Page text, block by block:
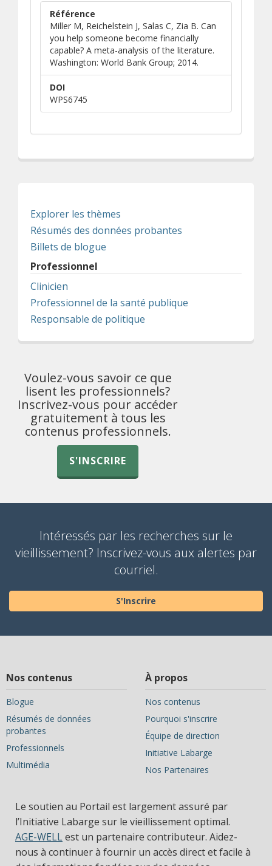
Référence
Miller M, Reichelstein J, Salas C, Zia B. Can
you help someone become financially
capable? A meta-analysis of the literature.
Washington: World Bank Group; 2014.
DOI
WPS6745
Explorer les thèmes
Résumés des données probantes
Billets de blogue
Professionnel
Clinicien
Professionnel de la santé publique
Responsable de politique
Voulez-vous savoir ce que
lisent les professionnels?
Inscrivez-vous pour accéder
gratuitement à tous les
contenus professionnels.
S'INSCRIRE
Intéressés par les recherches sur le
vieillissement? Inscrivez-vous aux alertes par
courriel.
S'Inscrire
Nos contenus
Blogue
Résumés de données
probantes
Professionnels
Multimédia
À propos
Nos contenus
Pourquoi s'inscrire
Équipe de direction
Initiative Labarge
Nos Partenaires
Le soutien au Portail est largement assuré par
l’Initiative Labarge sur le vieillissement optimal.
AGE-WELLest un partenaire contributeur. Aidez-
nous à continuer à fournir un accès direct et facile à